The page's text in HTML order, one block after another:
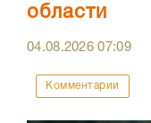
области
04.08.202607:09
Комментарии